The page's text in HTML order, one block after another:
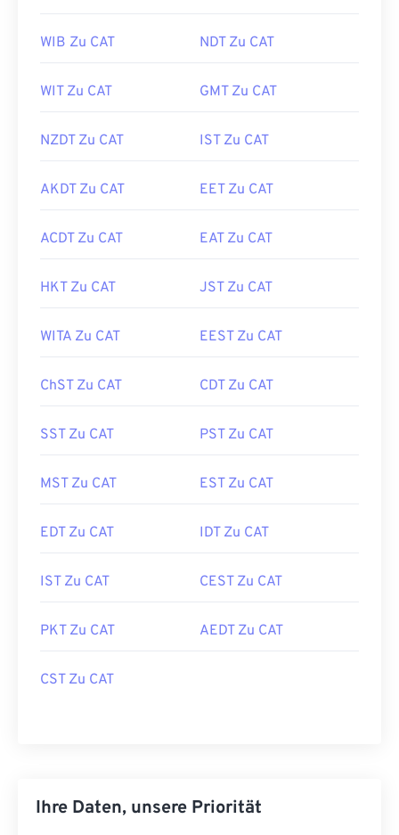
WIB Zu CAT NDT Zu CAT
WIT Zu CAT GMT Zu CAT
NZDT Zu CAT IST Zu CAT
AKDT Zu CAT EET Zu CAT
ACDT Zu CAT EAT Zu CAT
HKT Zu CAT JST Zu CAT
WITA Zu CAT EEST Zu CAT
ChST Zu CAT CDT Zu CAT
SST Zu CAT PST Zu CAT
MST Zu CAT EST Zu CAT
EDT Zu CAT IDT Zu CAT
IST Zu CAT CEST Zu CAT
PKT Zu CAT AEDT Zu CAT
CST Zu CAT
Ihre Daten, unsere Priorität